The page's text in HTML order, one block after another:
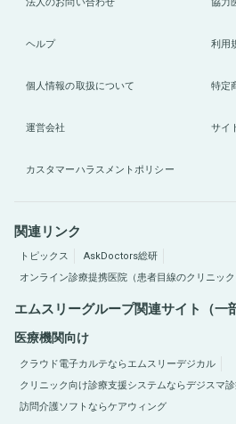
ヘルプ 利用
個人情報の取扱について 特定
運営会社 サイ
カスタマーハラスメントポリシー
関連リンク
トピックス
AskDoctors総研
オンライン診療提携医院（患者目線のクリニック
エムスリーグループ関連サイト（一
医療機関向け
クラウド電子カルテならエムスリーデジカル
クリニック向け診療支援システムならデジスマ
訪問介護ソフトならケアウィング